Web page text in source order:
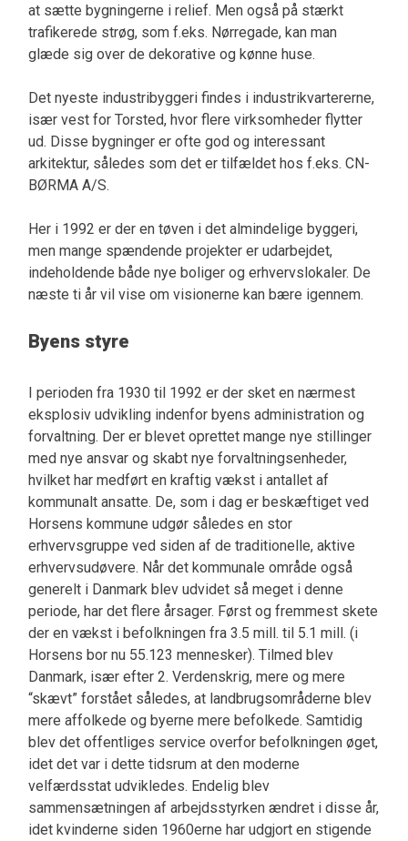
at sætte bygningerne i relief. Men også på stærkt
trafikerede strøg, som f.eks. Nørregade, kan man
glæde sig over de dekorative og kønne huse.
Det nyeste industribyggeri findes i industrikvartererne,
især vest for Torsted, hvor flere virksomheder flytter
ud. Disse bygninger er ofte god og interessant
arkitektur, således som det er tilfældet hos f.eks. CN-
BØRMA A/S.
Her i 1992 er der en tøven i det almindelige byggeri,
men mange spændende projekter er udarbejdet,
indeholdende både nye boliger og erhvervslokaler. De
næste ti år vil vise om visionerne kan bære igennem.
Byens styre
I perioden fra 1930 til 1992 er der sket en nærmest
eksplosiv udvikling indenfor byens administration og
forvaltning. Der er blevet oprettet mange nye stillinger
med nye ansvar og skabt nye forvaltningsenheder,
hvilket har medført en kraftig vækst i antallet af
kommunalt ansatte. De, som i dag er beskæftiget ved
Horsens kommune udgør således en stor
erhvervsgruppe ved siden af de traditionelle, aktive
erhvervsudøvere. Når det kommunale område også
generelt i Danmark blev udvidet så meget i denne
periode, har det flere årsager. Først og fremmest skete
der en vækst i befolkningen fra 3.5 mill. til 5.1 mill. (i
Horsens bor nu 55.123 mennesker). Tilmed blev
Danmark, især efter 2. Verdenskrig, mere og mere
“skævt” forstået således, at landbrugsområderne blev
mere affolkede og byerne mere befolkede. Samtidig
blev det offentliges service overfor befolkningen øget,
idet det var i dette tidsrum at den moderne
velfærdsstat udvikledes. Endelig blev
sammensætningen af arbejdsstyrken ændret i disse år,
idet kvinderne siden 1960erne har udgjort en stigende